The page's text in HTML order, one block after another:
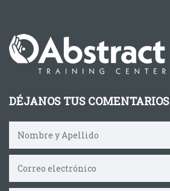
DÉJANOS TUS COMENTARIOS